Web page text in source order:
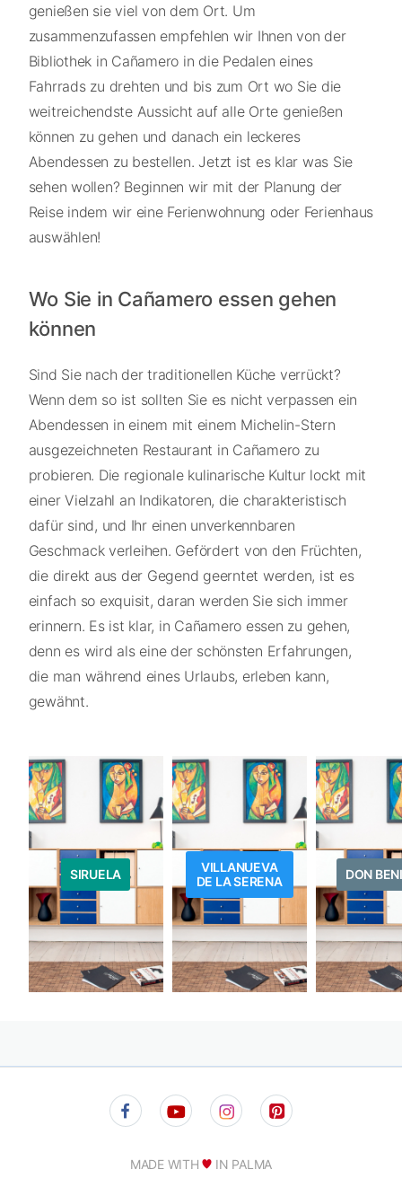
genießen sie viel von dem Ort. Um
zusammenzufassen empfehlen wir Ihnen von der
Bibliothek in Cañamero in die Pedalen eines
Fahrrads zu drehten und bis zum Ort wo Sie die
weitreichendste Aussicht auf alle Orte genießen
können zu gehen und danach ein leckeres
Abendessen zu bestellen. Jetzt ist es klar was Sie
sehen wollen? Beginnen wir mit der Planung der
Reise indem wir eine Ferienwohnung oder Ferienhaus
auswählen!
Wo Sie in Cañamero essen gehen
können
Sind Sie nach der traditionellen Küche verrückt?
Wenn dem so ist sollten Sie es nicht verpassen ein
Abendessen in einem mit einem Michelin-Stern
ausgezeichneten Restaurant in Cañamero zu
probieren. Die regionale kulinarische Kultur lockt mit
einer Vielzahl an Indikatoren, die charakteristisch
dafür sind, und Ihr einen unverkennbaren
Geschmack verleihen. Gefördert von den Früchten,
die direkt aus der Gegend geerntet werden, ist es
einfach so exquisit, daran werden Sie sich immer
erinnern. Es ist klar, in Cañamero essen zu gehen,
denn es wird als eine der schönsten Erfahrungen,
die man während eines Urlaubs, erleben kann,
gewähnt.
SIRUELA
VILLANUEVA
DE LA SERENA
DON
MADE WITH IN PALMA